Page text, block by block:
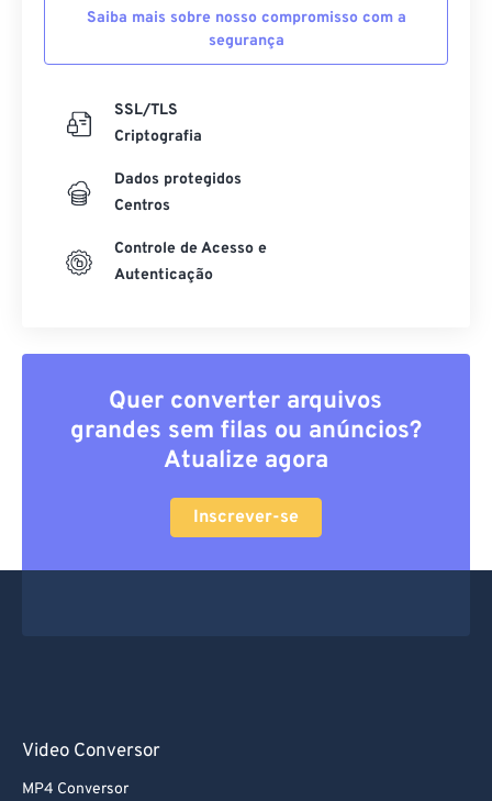
Saiba mais sobre nosso compromisso com a
segurança
SSL/TLS
Criptografia
Dados protegidos
Centros
Controle de Acesso e
Autenticação
Quer converter arquivos
grandes sem filas ou anúncios?
Atualize agora
Inscrever-se
Video Conversor
MP4 Conversor